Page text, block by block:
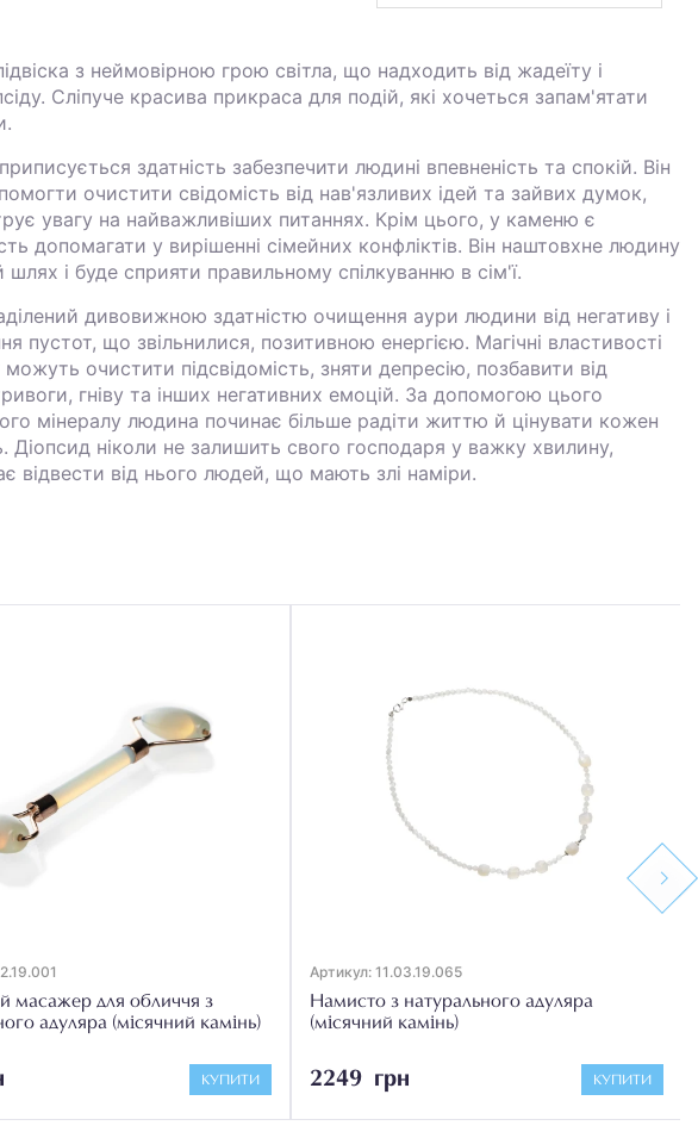
з неймовірною грою світла, що надходить від жадеїту і
Сліпуче красива прикраса для подій, які хочеться запам'ятати
здатність забезпечити людині впевненість та спокій. Він
очистити свідомість від нав'язливих ідей та зайвих думок,
увагу на найважливіших питаннях. Крім цього, у каменю є
допомагати у вирішенні сімейних конфліктів. Він наштовхне людину
шлях і буде сприяти правильному спілкуванню в сім'ї.
дивовижною здатністю очищення аури людини від негативу і
пустот, що звільнилися, позитивною енергією. Магічні властивості
можуть очистити підсвідомість, зняти депресію, позбавити від
гніву та інших негативних емоцій. За допомогою цього
мінералу людина починає більше радіти життю й цінувати кожен
Діопсид ніколи не залишить свого господаря у важку хвилину,
відвести від нього людей, що мають злі наміри.
масажер для обличчя з
адуляра (місячний камінь)
КУПИТИ
Артикул: 11.03.19.065
Намисто з натурального адуляра
(місячний камінь)
2249 грн КУПИТИ
Next